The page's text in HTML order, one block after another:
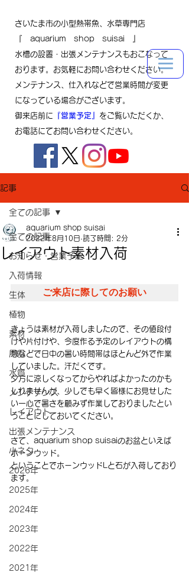
さいたま市の小型熱帯魚、水草専門店
『 aquarium shop suisai 』
水槽の設置・出張メンテナンスもおこなって
おります。お気軽にお問い合わせください。
メンテナンス、仕入れなどで営業時間が変更
になっている場合がございます。
御来店前に 『営業予定』 をご覧いただくか、
お電話にてお問い合わせください。
記事
全ての記事
お知らせ・営業予定
入荷情報
生体
植物
素材
用品
水質
メンテナンス
レイアウト
出張メンテナンス
小ネタ
2026年
2025年
2024年
2023年
2022年
2021年
全ての記事
レイアウト素材入荷
aquarium shop suisai
2022年8月10日 読了時間: 2分
ご来店に際してのお願い
きょうは素材が入荷しましたので、その値段付
けや片付けや、今度作る予定のレイアウトの構
想などで日中の暑い時間帯はほとんど外で作業
していました。汗だくです。
夕方に涼しくなってからやればよかったのかも
しれませんが、少しでも早く皆様にお見せした
い一心で暑さを顧みず作業しておりましたとい
うことにしておいてください。
さて、aquarium shop suisaiのお盆といえば
ホーンウッド。
ということでホーンウッドLと石が入荷しており
ます。